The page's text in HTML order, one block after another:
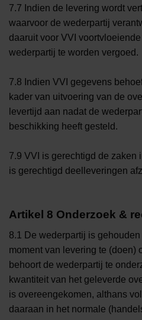
7.7 Indien de levering wordt
waarvoor de wederpartij
daaruit voor VVI
wederpartij te worden vergoed.
7.8 Indien VVI gegevens
kader van uitvoering van de
levertijd aan nadat de
beschikking heeft gesteld.
7.9 VVI is gerechtigd de zaken
is gerechtigd deelleveringen
Artikel 8 Onderzoek &
8.1 De wederpartij is
moment van levering te (doen)
behoort de wederpartij te
kwantiteit van het geleverde
is overeengekomen, althans
daaraan in het normale